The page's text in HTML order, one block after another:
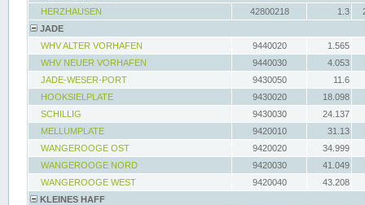
HERZHAUSEN
42800218 1.3
JADE
WHV ALTER VORHAFEN
9440020
1.565
WHV NEUER VORHAFEN
9440030
4.053
JADE-WESER-PORT
9430050
11.6
HOOKSIELPLATE
9430020
18.098
SCHILLIG
9430030
24.137
MELLUMPLATE
9420010
31.13
WANGEROOGE OST
9420020
34.999
WANGEROOGE NORD
9420030
41.049
WANGEROOGE WEST
9420040
43.208
KLEINES HAFF